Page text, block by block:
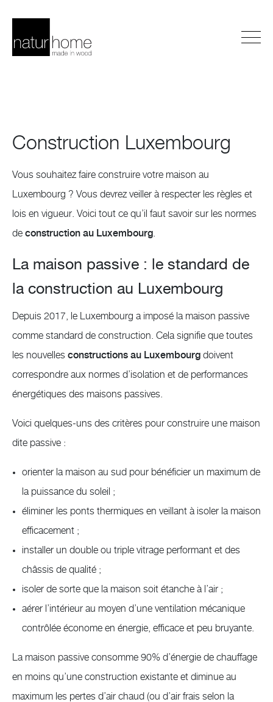
Construction Luxembourg
Vous souhaitez faire construire votre maison au
Luxembourg ? Vous devrez veiller à respecter les règles et
lois en vigueur. Voici tout ce qu’il faut savoir sur les normes
de construction au Luxembourg
La maison passive : le standard de
la construction au Luxembourg
Depuis 2017, le Luxembourg a imposé la maison passive
comme standard de construction. Cela signifie que toutes
les nouvelles constructions au Luxembourg doivent
correspondre aux normes d’isolation et de performances
énergétiques des maisons passives.
Voici quelques-uns des critères pour construire une maison
dite passive :
orienter la maison au sud pour bénéficier un maximum de
la puissance du soleil ;
éliminer les ponts thermiques en veillant à isoler la maison
efficacement ;
installer un double ou triple vitrage performant et des
châssis de qualité ;
isoler de sorte que la maison soit étanche à l’air ;
aérer l’intérieur au moyen d’une ventilation mécanique
contrôlée économe en énergie, efficace et peu bruyante.
La maison passive consomme 90% d’énergie de chauffage
en moins qu’une construction existante et diminue au
maximum les pertes d’air chaud (ou d’air frais selon la